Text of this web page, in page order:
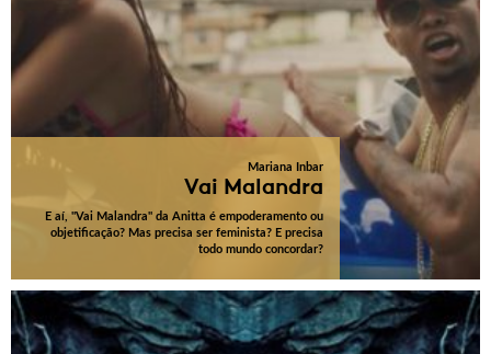
Mariana Inbar
Vai Malandra
E aí, "Vai Malandra" da Anitta é empoderamento ou
objetificação? Mas precisa ser feminista? E precisa
todo mundo concordar?